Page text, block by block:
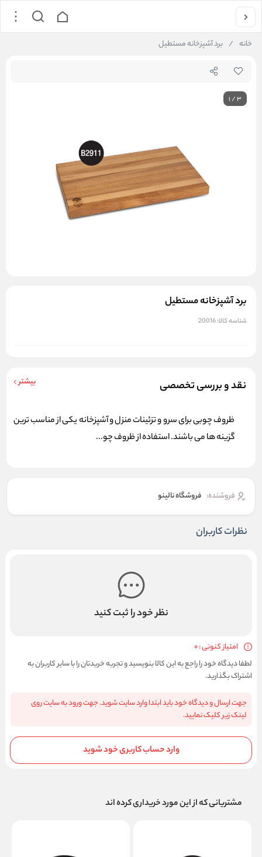
خانه / برد آشپزخانه مستطيل
1/3
برد آشپزخانه مستطيل
شناسه کالا:20016
نقد و بررسی تخصصی بیشتر
ظروف چوبی برای سرو و تزئینات منزل و آشپزخانه یکی از مناسب ترین
گزینه ها می باشند. استفاده از ظروف چو...
فروشنده: فروشگاه نالینو
نظرات کاربران
نظر خود را ثبت کنید
امتیاز کنونی : 0
لطفا دیدگاه خود را راجع به این کالا بنویسید و تجربه خریدتان را با سایر کاربران به
اشتراک بگذارید.
جهت ارسال و دیدگاه خود باید ابتدا وارد سایت شوید. جهت ورود به سایت روی
لینک زیر کلیک نمایید.
وارد حساب کاربری خود شوید
مشتریانی که از این مورد خریداری کرده اند